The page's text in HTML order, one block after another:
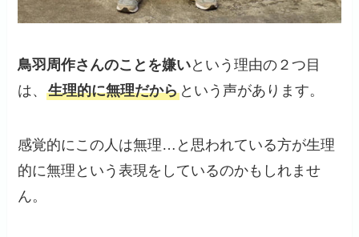
鳥羽周作さんのことを嫌いという理由の２つ目
は、生理的に無理だから という声があります。
感覚的にこの人は無理…と思われている方が生理
的に無理という表現をしているのかもしれませ
ん。